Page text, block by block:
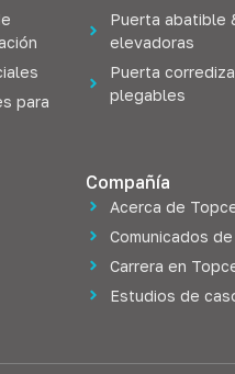
para
Puerta abatible
elevadoras
Puerta
plegables
Compañía
Acerca de
Comunicados
Carrera en
Estudios de